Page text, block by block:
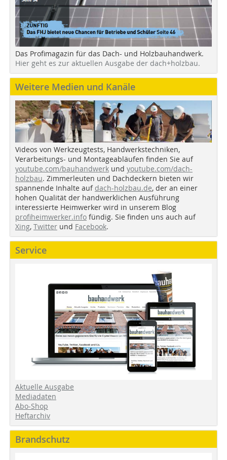
Das Profimagazin für das Dach- und Holzbauhandwerk.
Hier geht es zur aktuellen Ausgabe der dach+holzbau.
Weitere Medien und Kanäle
Videos von Werkzeugtests, Handwerkstechniken,
Verarbeitungs- und Montageabläufen finden Sie auf
youtube.com/bauhandwerk und youtube.com/dach-
holzbau. Zimmerleuten und Dachdeckern bieten wir
spannende Inhalte auf dach-holzbau.de, der an einer
hohen Qualität der handwerklichen Ausführung
interessierte Heimwerker wird in unserem Blog
profiheimwerker.info fündig. Sie finden uns auch auf
Xing, Twitter und Facebook.
Service
Aktuelle Ausgabe
Mediadaten
Abo-Shop
Heftarchiv
Brandschutz